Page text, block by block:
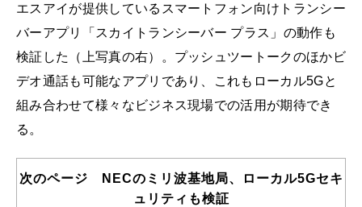
エスアイが提供しているスマートフォン向けトランシー
バーアプリ「スカイトランシーバー プラス」の動作も
検証した（上写真の右）。プッシュツートークのほかビ
デオ通話も可能なアプリであり、これもローカル5Gと
組み合わせて様々なビジネス現場での活用が期待でき
る。
次のページ NECのミリ波基地局、ローカル5Gセキ
ュリティも検証